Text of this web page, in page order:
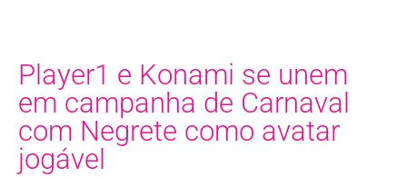
Player1 e Konami se unem
em campanha de Carnaval
com Negrete como avatar
jogável